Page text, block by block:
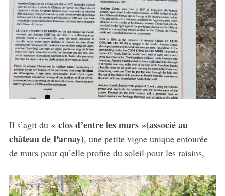
Il s’agit du « clos d’entre les murs »(associé au
château de Parnay), une petite vigne unique entourée
de murs pour qu’elle profite du soleil pour les raisins,